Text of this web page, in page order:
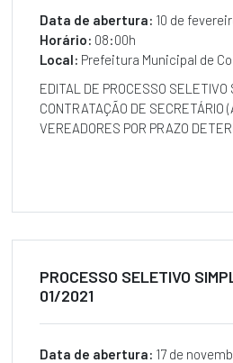
USUÁRIO
PERGUNTAS
FREQUENTES
Multimídia
EVENTOS
Data de abertura: 10 de
Horário: 08:00h
Local: Prefeitura Municipal de
EDITAL DE PROCESSO SELETIVO
CONTRATAÇÃO DE SECRETÁRIO
VEREADORES POR PRAZO
PROCESSO SELETIVO
01/2021
Data de abertura: 17 de